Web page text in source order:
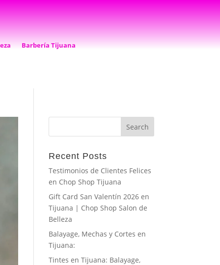
Barbería Tijuana
Recent Posts
Testimonios de Clientes Felices
en Chop Shop Tijuana
Gift Card San Valentín 2026 en
Tijuana | Chop Shop Salon de
Belleza
Balayage, Mechas y Cortes en
Tijuana:
Tintes en Tijuana: Balayage,